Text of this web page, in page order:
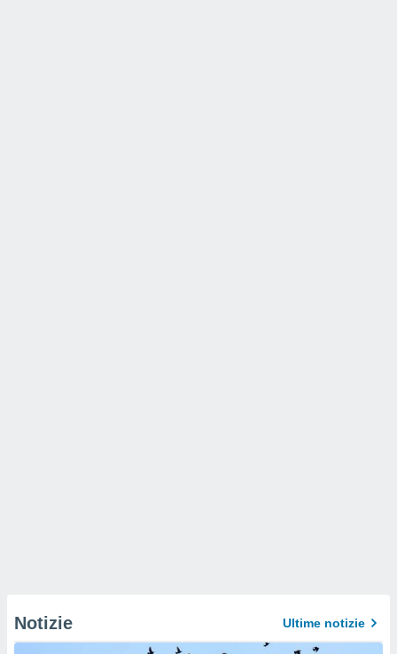
Notizie Ultime notizie